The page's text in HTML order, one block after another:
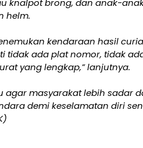
knalpot brong, dan anak-
helm.
kendaraan hasil
tidak ada plat nomor, tidak
yang lengkap,” lanjutnya.
agar masyarakat lebih sadar
demi keselamatan diri